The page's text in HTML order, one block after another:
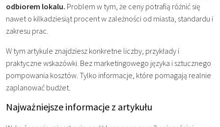
odbiorem lokalu. Problem w tym, że ceny potrafią różnić się
nawet o kilkadziesiąt procent w zależności od miasta, standardu i
zakresu prac.
W tym artykule znajdziesz konkretne liczby, przykłady i
praktyczne wskazówki. Bez marketingowego języka i sztucznego
pompowania kosztów. Tylko informacje, które pomagają realnie
zaplanować budżet.
Najważniejsze informacje z artykułu